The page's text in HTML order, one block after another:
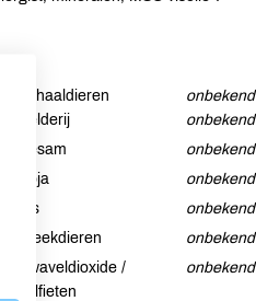
Schaaldieren
onbekend
Selderij
onbekend
Sesam
onbekend
Soja
onbekend
Vis
onbekend
Weekdieren
onbekend
Zwaveldioxide /
sulfieten
onbekend